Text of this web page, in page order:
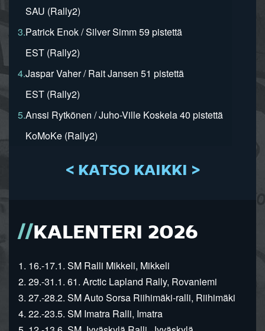
SAU (Rally2)
3.Patrick Enok / Silver Simm 59 pistettä
EST (Rally2)
4.Jaspar Vaher / Rait Jansen 51 pistettä
EST (Rally2)
5.Anssi Rytkönen / Juho-Ville Koskela 40 pistettä
KoMoKe (Rally2)
< KATSO KAIKKI >
KALENTERI 2026
1. 16.-17.1. SM Ralli Mikkeli, Mikkeli
2. 29.-31.1. 61. Arctic Lapland Rally, Rovaniemi
3. 27.-28.2. SM Auto Sorsa Riihimäki-ralli, Riihimäki
4. 22.-23.5. SM Imatra Ralli, Imatra